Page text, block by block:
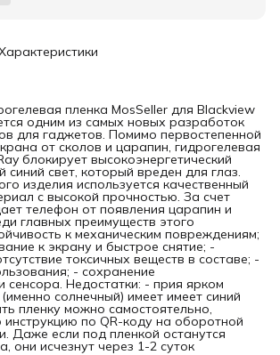
пленка MosSeller для Blackview
одним из самых новых разработок
для гаджетов. Помимо первостепенной
от сколов и царапин, гидрогелевая
блокирует высокоэнергетический
синий свет, который вреден для глаз.
изделия используется качественный
с высокой прочностью. За счет
телефон от появления царапин и
главных преимуществ этого
к механическим повреждениям;
к экрану и быстрое снятие; -
токсичных веществ в составе; -
- сохранение
сенсора. Недостатки: - прия ярком
солнечный) имеет имеет синий
пленку можно самостоятельно,
по QR-коду на оборотной
Даже если под пленкой останутся
они исчезнут через 1-2 суток